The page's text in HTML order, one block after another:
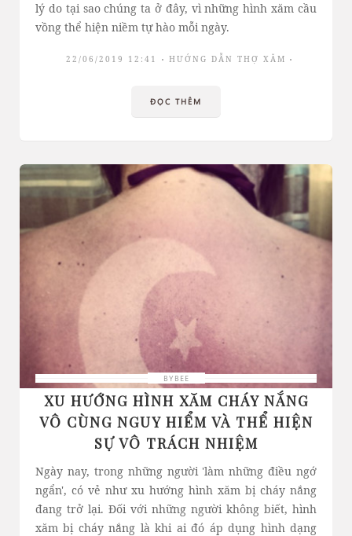
lý do tại sao chúng ta ở đây, vì những hình xăm cầu
vồng thể hiện niềm tự hào mỗi ngày.
22/06/2019 12:41 HƯỚNG DẪN THỢ XĂM
ĐỌC THÊM
BYBEE
XU HƯỚNG HÌNH XĂM CHÁY NẮNG
VÔ CÙNG NGUY HIỂM VÀ THỂ HIỆN
SỰ VÔ TRÁCH NHIỆM
Ngày nay, trong những người 'làm những điều ngớ
ngẩn', có vẻ như xu hướng hình xăm bị cháy nắng
đang trở lại. Đối với những người không biết, hình
xăm bị cháy nắng là khi ai đó áp dụng hình dạng